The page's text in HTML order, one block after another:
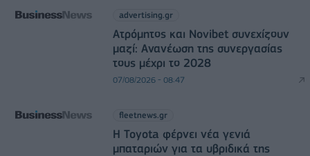
advertising.gr
Ατρόμητος και Novibet συνεχίζουν
μαζί: Ανανέωση της συνεργασίας
τους μέχρι το 2028
07/08/2026 - 08:47
fleetnews.gr
Η Toyota φέρνει νέα γενιά
μπαταριών για τα υβριδικά της